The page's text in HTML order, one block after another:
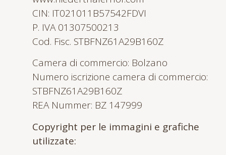
CIN: IT021011B57542FDVI
P. IVA 01307500213
Cod. Fisc. STBFNZ61A29B160Z
Camera di commercio: Bolzano
Numero iscrizione camera di commercio:
STBFNZ61A29B160Z
REA Nummer: BZ 147999
Copyright per le immagini e grafiche
utilizzate: